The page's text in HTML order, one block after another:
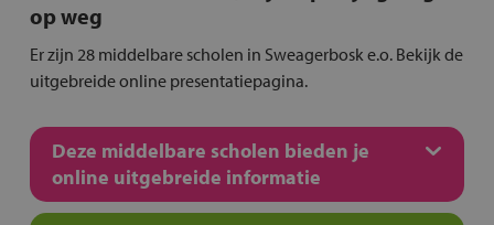
op weg
Er zijn 28 middelbare scholen in Sweagerbosk e.o. Bekijk de
uitgebreide online presentatiepagina.
Deze middelbare scholen bieden je
online uitgebreide informatie